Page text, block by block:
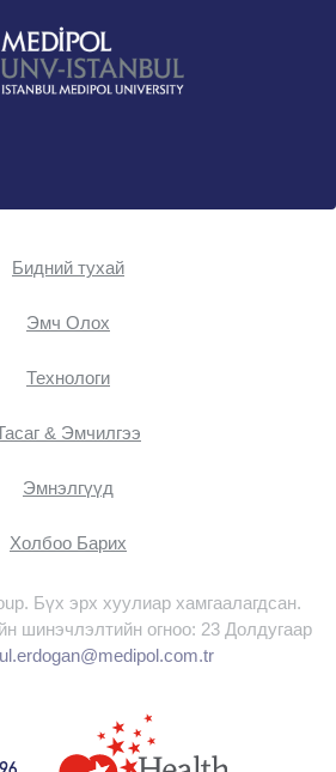
Бидний тухай
Эмч Oлох
Технологи
& Эмчилгээ
Эмнэлгүүд
Холбоо Барих
Бүх эрх хуулиар хамгаалагдсан.
шинэчлэлтийн огноо: 23 Долдугаар